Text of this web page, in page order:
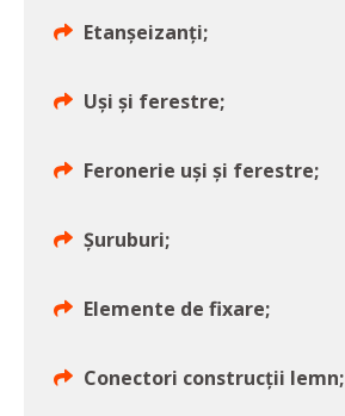
Etanşeizanţi;
Uși și ferestre;
Feronerie uși și ferestre;
Șuruburi;
Elemente de fixare;
Conectori construcții lemn;